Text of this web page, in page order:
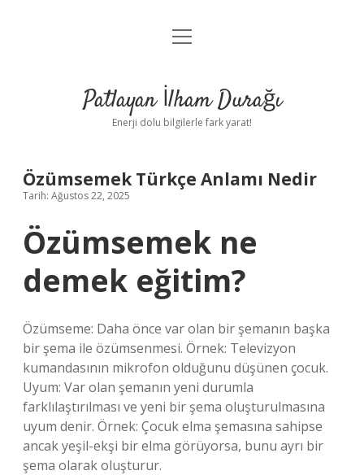
Anasayfa
Yasal Uyarı
menüyü
Patlayan İlham Durağı
Enerji dolu bilgilerle fark yarat!
Özümsemek Türkçe Anlamı Nedir
Tarih: Ağustos 22, 2025
Özümsemek ne
demek eğitim?
Özümseme: Daha önce var olan bir şemanın başka
bir şema ile özümsenmesi. Örnek: Televizyon
kumandasının mikrofon olduğunu düşünen çocuk.
Uyum: Var olan şemanın yeni durumla
farklılaştırılması ve yeni bir şema oluşturulmasına
uyum denir. Örnek: Çocuk elma şemasına sahipse
ancak yeşil-ekşi bir elma görüyorsa, bunu ayrı bir
şema olarak oluşturur.